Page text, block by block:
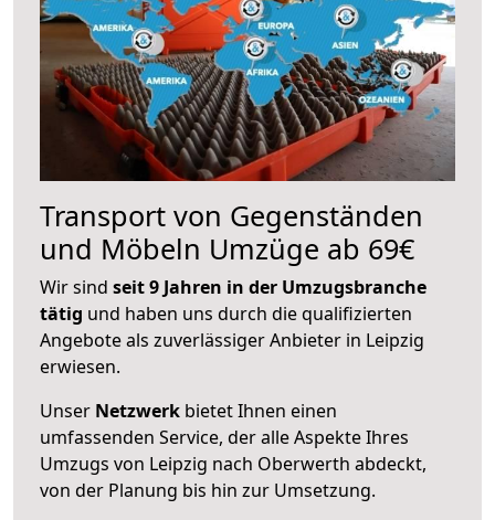
Transport von Gegenständen
und Möbeln Umzüge ab 69€
Wir sind seit 9 Jahren in der Umzugsbranche
tätig und haben uns durch die qualifizierten
Angebote als zuverlässiger Anbieter in Leipzig
erwiesen.
Unser Netzwerk bietet Ihnen einen
umfassenden Service, der alle Aspekte Ihres
Umzugs von Leipzig nach Oberwerth abdeckt,
von der Planung bis hin zur Umsetzung.